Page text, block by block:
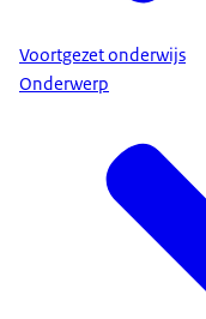
Voortgezet onderwijs
Onderwerp